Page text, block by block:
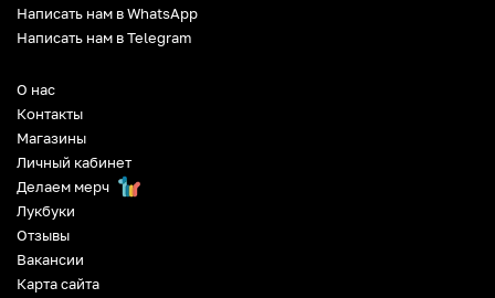
О нас
Контакты
Магазины
Личный кабинет
Делаем мерч
Лукбуки
Отзывы
Вакансии
Карта сайта
Написать нам в WhatsApp
Написать нам в Telegram